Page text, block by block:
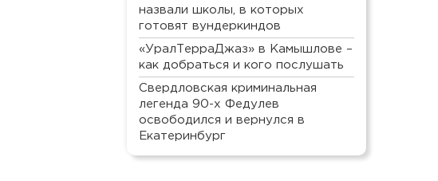
назвали школы, в которых
готовят вундеркиндов
«УралТерраДжаз» в Камышлове –
как добраться и кого послушать
Свердловская криминальная
легенда 90-х Федулев
освободился и вернулся в
Екатеринбург